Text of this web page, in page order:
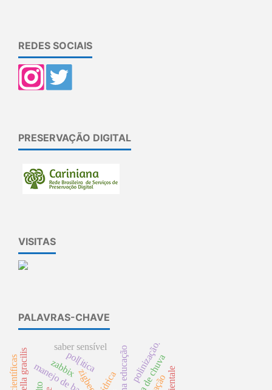
REDES SOCIAIS
PRESERVAÇÃO DIGITAL
VISITAS
PALAVRAS-CHAVE
manejo de bacia
zigbee
zabbixpol[itica
saber sensível polinização.